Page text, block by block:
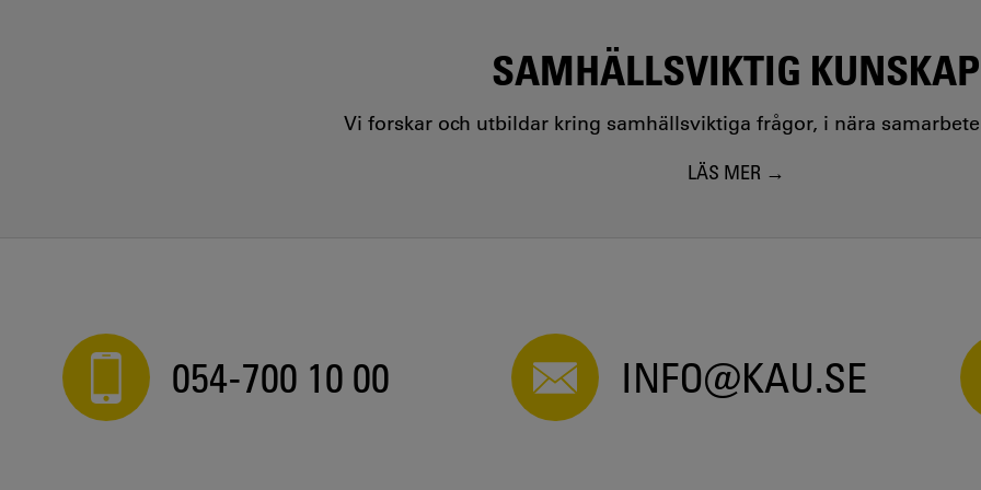
SAMHÄLLSVIKTIG KUNSKAP
Vi forskar och utbildar kring samhällsviktiga frågor, i nära
LÄS MER
054-700 10 00 INFO@KAU.SE